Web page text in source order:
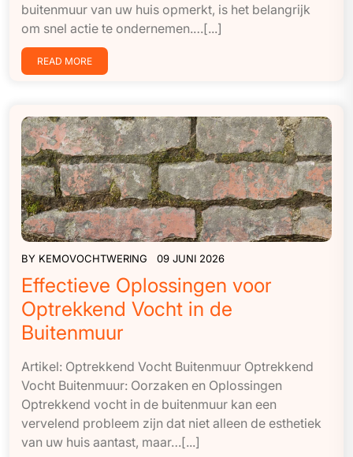
buitenmuur van uw huis opmerkt, is het belangrijk
om snel actie te ondernemen.…[...]
READ MORE
BY KEMOVOCHTWERING 09 JUNI 2026
Effectieve Oplossingen voor
Optrekkend Vocht in de
Buitenmuur
Artikel: Optrekkend Vocht Buitenmuur Optrekkend
Vocht Buitenmuur: Oorzaken en Oplossingen
Optrekkend vocht in de buitenmuur kan een
vervelend probleem zijn dat niet alleen de esthetiek
van uw huis aantast, maar…[...]